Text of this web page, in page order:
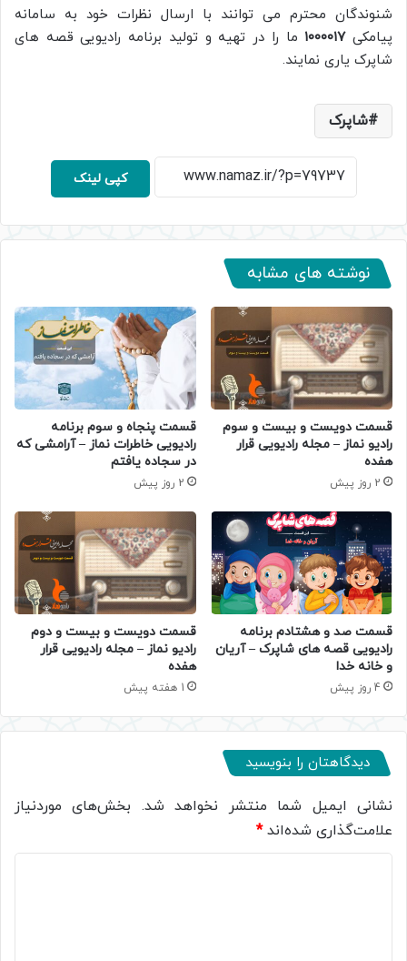
شنوندگان محترم می توانند با ارسال نظرات خود به سامانه
پیامکی۱۰۰۰۰۱۷ ما را در تهیه و تولید برنامه رادیویی قصه های
شاپرک یاری نمایند.
شاپرک
کپی لینک
نوشته های مشابه
قسمت دویست و بیست و سوم
رادیو نماز – مجله رادیویی قرار
هفده
2 روز پیش
قسمت پنجاه و سوم برنامه
رادیویی خاطرات نماز – آرامشی که
در سجاده یافتم
2 روز پیش
قسمت صد و هشتادم برنامه
رادیویی قصه های شاپرک – آریان
و خانه خدا
4 روز پیش
قسمت دویست و بیست و دوم
رادیو نماز – مجله رادیویی قرار
هفده
1 هفته پیش
دیدگاهتان را بنویسید
نشانی ایمیل شما منتشر نخواهد شد. بخش‌های موردنیاز
علامت‌گذاری شده‌اند*